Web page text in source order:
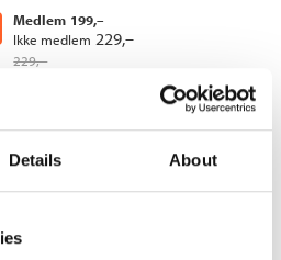
Details About
Melli, Aleksander
Medlem 199,–
Ikke medlem 229,–
229,–
i fred